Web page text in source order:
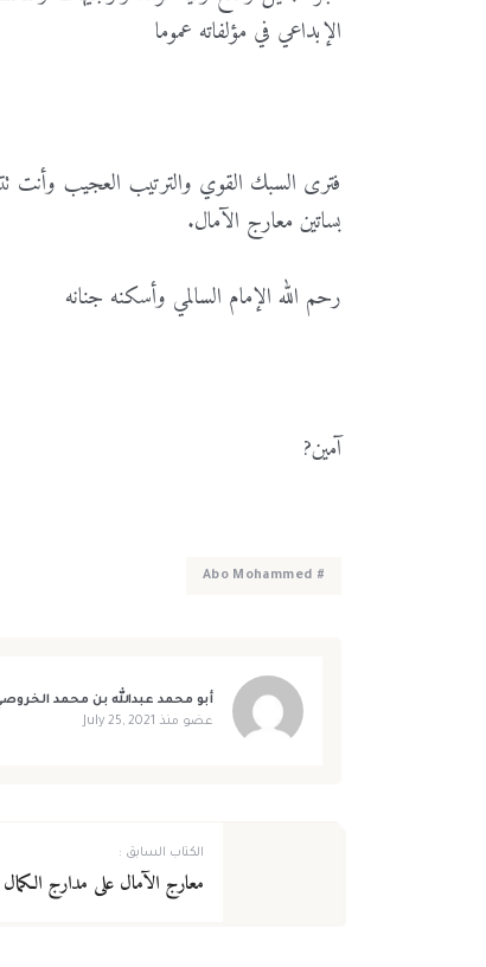
الإبداعي في مؤلفاته عموما
فترى السبك القوي والترتيب العجيب وأنت
بساتين معارج الآمال.
رحم الله الإمام السالمي وأسكنه جنانه
آمين?
# Abo Mohammed
أبو محمد عبدالله بن محمد
عضو منذ July 25, 2021
الكتاب السابق :
معارج الآمال على مدارج